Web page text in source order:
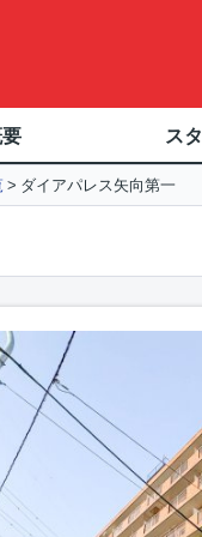
ス
ダイアパレス矢向第一